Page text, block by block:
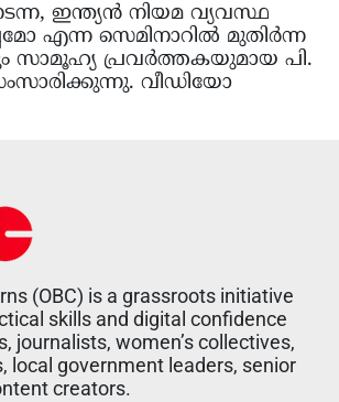
ഇന്ത്യൻ നിയമ വ്യവസ്ഥ
എന്ന സെമിനാറിൽ മുതിർന്ന
സാമൂഹ്യ പ്രവർത്തകയുമായ പി.
വീഡിയോ
(OBC) is a grassroots initiative
skills and digital confidence
journalists, women’s collectives,
local government leaders, senior
creators.